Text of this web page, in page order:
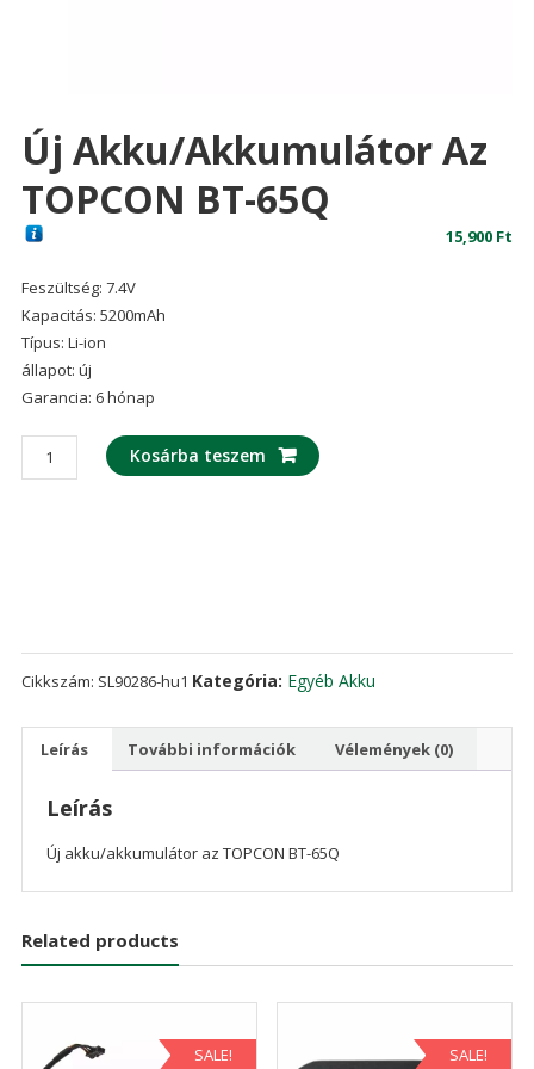
Új Akku/akkumulátor Az
TOPCON BT-65Q
15,900 Ft
Feszültség: 7.4V
Kapacitás: 5200mAh
Típus: Li-ion
állapot: új
Garancia: 6 hónap
akku/akkumulátor
Kosárba teszem
Cikkszám: SL90286-hu1 Kategória: Egyéb Akku
Leírás További információk Vélemények (0)
Leírás
Új akku/akkumulátor az TOPCON BT-65Q
Related products
SALE! SALE!